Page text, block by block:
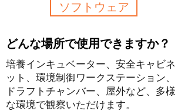
ソフトウェア
どんな場所で使用できますか？
培養インキュベーター、安全キャビネ
ット、環境制御ワークステーション、
ドラフトチャンバー、​屋外​など、多様
な環境で観察いただけます。